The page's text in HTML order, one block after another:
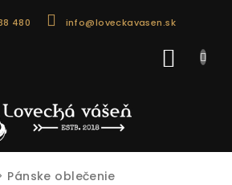
480 info@loveckavasen.sk
Pánske oblečenie